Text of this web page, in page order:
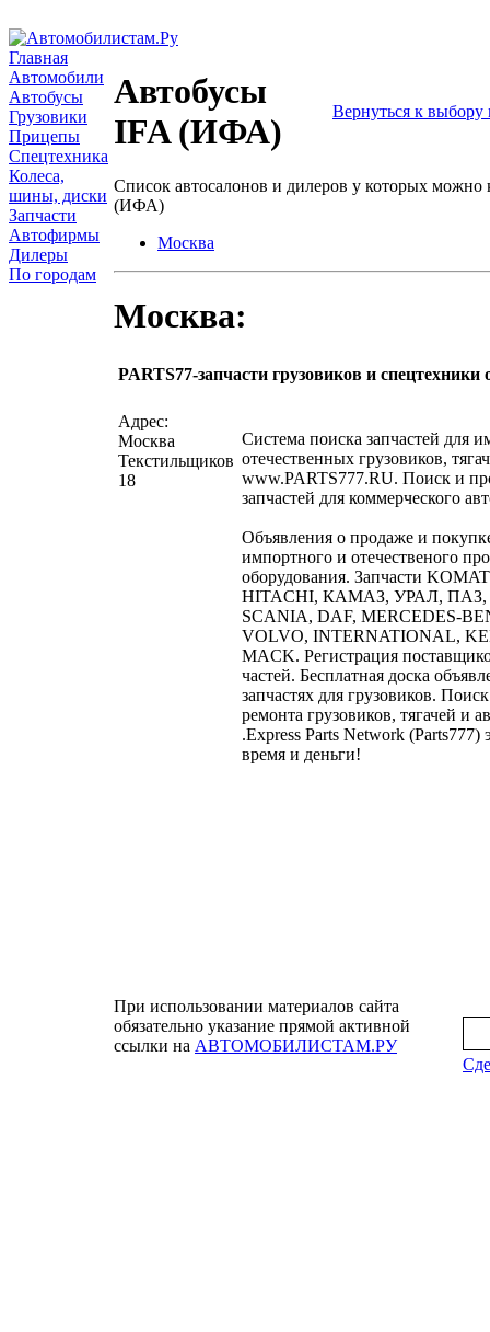
Главная
Автомобили
Автобусы
Грузовики
Прицепы
Спецтехника
Колеса,
шины, диски
Запчасти
Автофирмы
Дилеры
По городам
Автобусы
IFA (ИФА)
Вернуться к выбору
Список автосалонов и дилеров у которых можно
(ИФА)
Москва
Москва:
PARTS77-запчасти грузовиков и спецтехники
Адрес:
Москва
Текстильщиков
18
Система поиска запчастей для
отечественных грузовиков,
www.PARTS777.RU. Поиск и
запчастей для коммерческого
Объявления о продаже и
импортного и отечественого
оборудования. Запчасти
HITACHI, КАМАЗ, УРАЛ, ПАЗ,
SCANIA, DAF, MERCEDES-
VOLVO, INTERNATIONAL,
MACK. Регистрация
частей. Бесплатная доска
запчастях для грузовиков.
ремонта грузовиков, тягачей и
.Express Parts Network
время и деньги!
При использовании материалов сайта
обязательно указание прямой активной
ссылки на АВТОМОБИЛИСТАМ.РУ